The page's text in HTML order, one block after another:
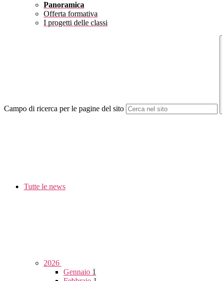
Panoramica
Offerta formativa
I progetti delle classi
Campo di ricerca per le pagine del sito
Tutte le news
2026
Gennaio 1